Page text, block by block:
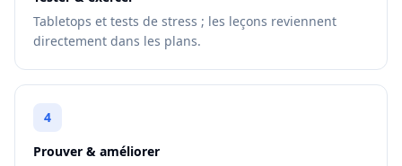
Tabletops et tests de stress ; les leçons reviennent
directement dans les plans.
4
Prouver & améliorer